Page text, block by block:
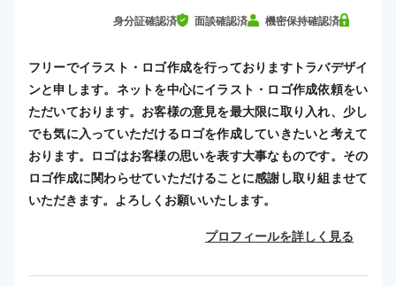
身分証確認済 面談確認済 機密保持確認済
フリーでイラスト・ロゴ作成を行っておりますトラバデザイ
ンと申します。ネットを中心にイラスト・ロゴ作成依頼をい
ただいております。お客様の意見を最大限に取り入れ、少し
でも気に入っていただけるロゴを作成していきたいと考えて
おります。ロゴはお客様の思いを表す大事なものです。その
ロゴ作成に関わらせていただけることに感謝し取り組ませて
いただきます。よろしくお願いいたします。
プロフィールを詳しく見る